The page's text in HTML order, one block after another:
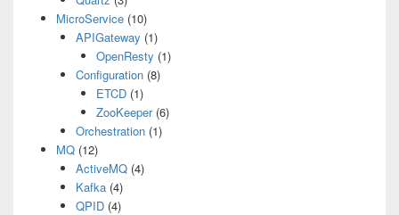
MicroService(10)
APIGateway (1)
OpenResty (1)
Configuration (8)
ETCD(1)
ZooKeeper(6)
Orchestration (1)
MQ(12)
ActiveMQ (4)
Kafka (4)
QPID (4)